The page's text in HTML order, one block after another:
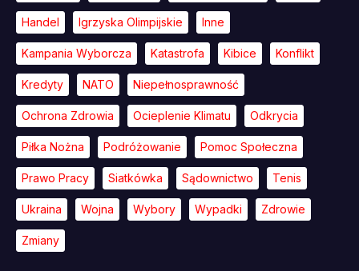
Handel Igrzyska Olimpijskie Inne
Kampania Wyborcza Katastrofa Kibice Konflikt
Kredyty NATO Niepełnosprawność
Ochrona Zdrowia Ocieplenie Klimatu Odkrycia
Piłka Nożna Podróżowanie Pomoc Społeczna
Prawo Pracy Siatkówka Sądownictwo Tenis
Ukraina Wojna Wybory Wypadki Zdrowie
Zmiany